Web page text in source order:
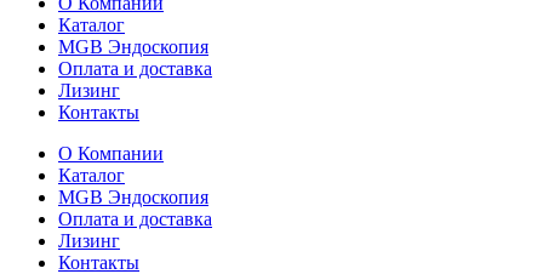
Каталог
MGB Эндоскопия
Оплата и доставка
Лизинг
Контакты
О Компании
Каталог
MGB Эндоскопия
Оплата и доставка
Лизинг
Контакты